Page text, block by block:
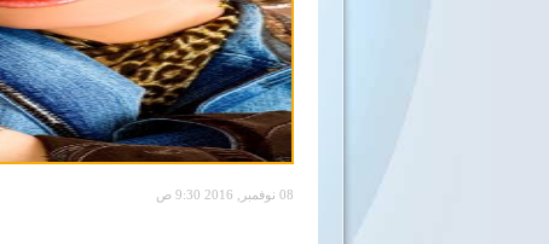
08 نوفمبر, 2016 9:30 ص